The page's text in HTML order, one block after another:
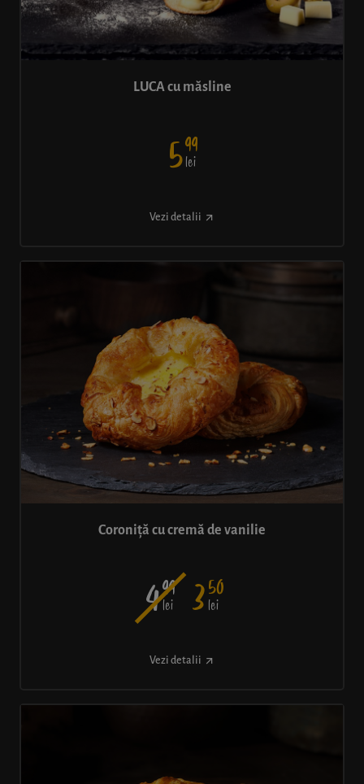
LUCA cu măsline
599
lei
Vezi detalii
Coroniță cu cremă de vanilie
499
lei 350
lei
Vezi detalii